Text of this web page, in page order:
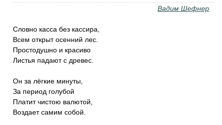
Вадим Шефнер
Словно касса без кассира,
Всем открыт осенний лес.
Простодушно и красиво
Листья падают с древес.
Он за лёгкие минуты,
За период голубой
Платит чистою валютой,
Воздает самим собой.